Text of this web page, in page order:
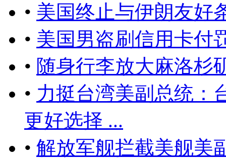
• 美国终止与伊朗友好
• 美国男盗刷信用卡付
• 随身行李放大麻洛杉
• 力挺台湾美副总统：
更好选择 ...
• 解放军舰拦截美舰美